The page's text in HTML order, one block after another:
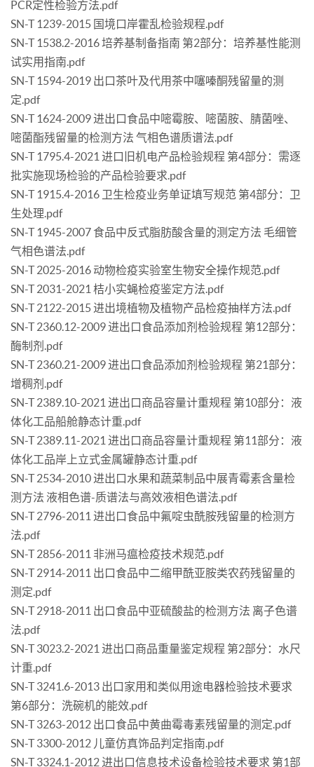
PCR定性检验方法.pdf
SN-T 1239-2015 国境口岸霍乱检验规程.pdf
SN-T 1538.2-2016 培养基制备指南 第2部分：培养基性能测
试实用指南.pdf
SN-T 1594-2019 出口茶叶及代用茶中噻嗪酮残留量的测
定.pdf
SN-T 1624-2009 进出口食品中嘧霉胺、嘧菌胺、腈菌唑、
嘧菌酯残留量的检测方法 气相色谱质谱法.pdf
SN-T 1795.4-2021 进口旧机电产品检验规程 第4部分：需逐
批实施现场检验的产品检验要求.pdf
SN-T 1915.4-2016 卫生检疫业务单证填写规范 第4部分：卫
生处理.pdf
SN-T 1945-2007 食品中反式脂肪酸含量的测定方法 毛细管
气相色谱法.pdf
SN-T 2025-2016 动物检疫实验室生物安全操作规范.pdf
SN-T 2031-2021 桔小实蝇检疫鉴定方法.pdf
SN-T 2122-2015 进出境植物及植物产品检疫抽样方法.pdf
SN-T 2360.12-2009 进出口食品添加剂检验规程 第12部分：
酶制剂.pdf
SN-T 2360.21-2009 进出口食品添加剂检验规程 第21部分：
增稠剂.pdf
SN-T 2389.10-2021 进出口商品容量计重规程 第10部分：液
体化工品船舱静态计重.pdf
SN-T 2389.11-2021 进出口商品容量计重规程 第11部分：液
体化工品岸上立式金属罐静态计重.pdf
SN-T 2534-2010 进出口水果和蔬菜制品中展青霉素含量检
测方法 液相色谱-质谱法与高效液相色谱法.pdf
SN-T 2796-2011 进出口食品中氟啶虫酰胺残留量的检测方
法.pdf
SN-T 2856-2011 非洲马瘟检疫技术规范.pdf
SN-T 2914-2011 出口食品中二缩甲酰亚胺类农药残留量的
测定.pdf
SN-T 2918-2011 出口食品中亚硫酸盐的检测方法 离子色谱
法.pdf
SN-T 3023.2-2021 进出口商品重量鉴定规程 第2部分：水尺
计重.pdf
SN-T 3241.6-2013 出口家用和类似用途电器检验技术要求
第6部分：洗碗机的能效.pdf
SN-T 3263-2012 出口食品中黄曲霉毒素残留量的测定.pdf
SN-T 3300-2012 儿童仿真饰品判定指南.pdf
SN-T 3324.1-2012 进出口信息技术设备检验技术要求 第1部